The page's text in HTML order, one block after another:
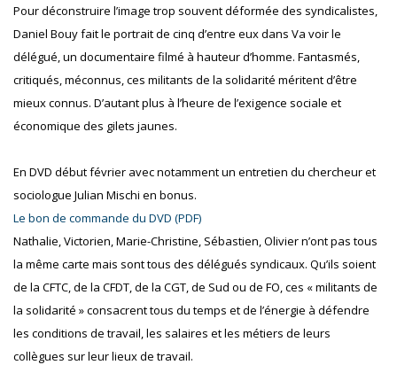
Pour déconstruire l’image trop souvent déformée des syndicalistes,
Daniel Bouy fait le portrait de cinq d’entre eux dans Va voir le
délégué, un documentaire filmé à hauteur d’homme. Fantasmés,
critiqués, méconnus, ces militants de la solidarité méritent d’être
mieux connus. D’autant plus à l’heure de l’exigence sociale et
économique des gilets jaunes.
En DVD début février avec notamment un entretien du chercheur et
sociologue Julian Mischi en bonus.
Le bon de commande du DVD (PDF)
Nathalie, Victorien, Marie-Christine, Sébastien, Olivier n’ont pas tous
la même carte mais sont tous des délégués syndicaux. Qu’ils soient
de la CFTC, de la CFDT, de la CGT, de Sud ou de FO, ces « militants de
la solidarité » consacrent tous du temps et de l’énergie à défendre
les conditions de travail, les salaires et les métiers de leurs
collègues sur leur lieux de travail.